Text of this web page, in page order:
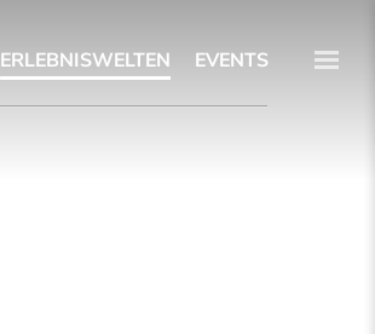
EVENTS
ERLEBNISWELTEN